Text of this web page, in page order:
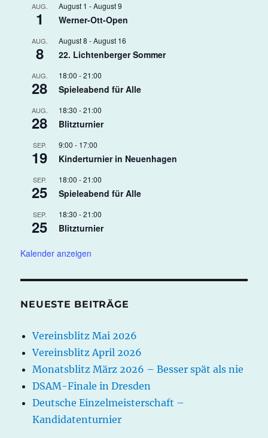
AUG.
1
August 1 -August 9
Werner-Ott-Open
AUG.
8
August 8 -August 16
22. Lichtenberger Sommer
AUG.
28
18:00 -21:00
Spieleabend für Alle
AUG.
28
18:30 -21:00
Blitzturnier
SEP.
19
9:00 - 17:00
Kinderturnier in Neuenhagen
SEP.
25
18:00 -21:00
Spieleabend für Alle
SEP.
25
18:30 -21:00
Blitzturnier
Kalender anzeigen
NEUESTE BEITRÄGE
Vereinsblitz Mai 2026
Vereinsblitz April 2026
Monatsblitz März 2026 – Besser spät als nie
DSAM-Finale in Dresden
Deutsche Einzelmeisterschaft –
Kandidatenturnier